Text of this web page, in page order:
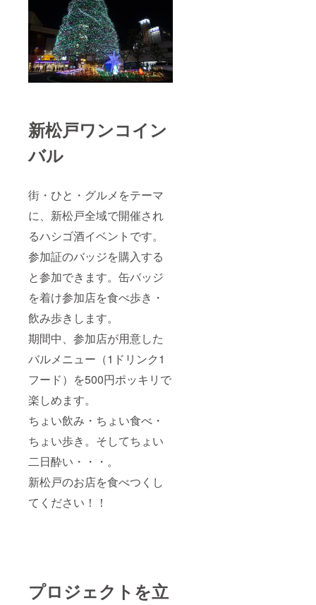
新松戸ワンコイン
バル
街・ひと・グルメをテーマ
に、新松戸全域で開催され
るハシゴ酒イベントです。
参加証のバッジを購入する
と参加できます。缶バッジ
を着け参加店を食べ歩き・
飲み歩きします。
期間中、参加店が用意した
バルメニュー（1ドリンク1
フード）を500円ポッキリで
楽しめます。
ちょい飲み・ちょい食べ・
ちょい歩き。そしてちょい
二日酔い・・・。
新松戸のお店を食べつくし
てください！！
プロジェクトを立